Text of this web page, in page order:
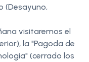
(Desayuno,
visitaremos el
la "Pagoda de
(cerrado los